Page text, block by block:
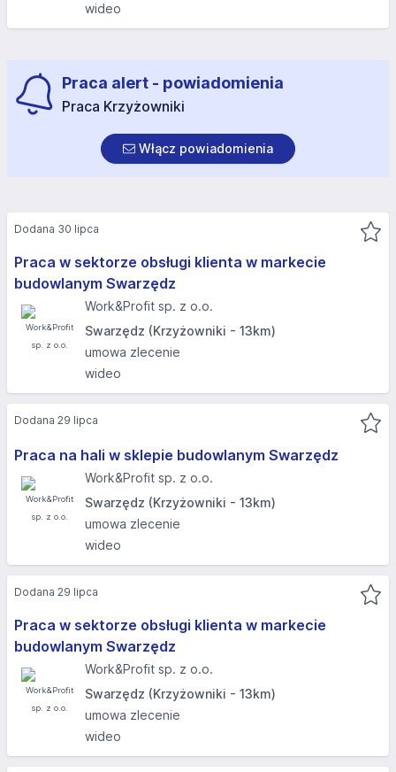
wideo
Praca alert - powiadomienia
Praca Krzyżowniki
Włącz powiadomienia
Praca w sektorze obsługi klienta w markecie
budowlanym Swarzędz
Work&Profit sp. z o.o.
Swarzędz (Krzyżowniki - 13km)
umowa zlecenie
wideo
Dodana 30 lipca
Praca na hali w sklepie budowlanym Swarzędz
Work&Profit sp. z o.o.
Swarzędz (Krzyżowniki - 13km)
umowa zlecenie
wideo
Dodana 29 lipca
Praca w sektorze obsługi klienta w markecie
budowlanym Swarzędz
Work&Profit sp. z o.o.
Swarzędz (Krzyżowniki - 13km)
umowa zlecenie
wideo
Dodana 29 lipca